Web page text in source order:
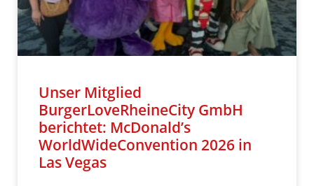
Unser Mitglied
BurgerLoveRheineCity GmbH
berichtet: McDonald’s
WorldWideConvention 2026 in
Las Vegas